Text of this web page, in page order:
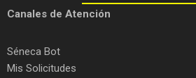
Canales de Atención
Séneca Bot
Mis Solicitudes